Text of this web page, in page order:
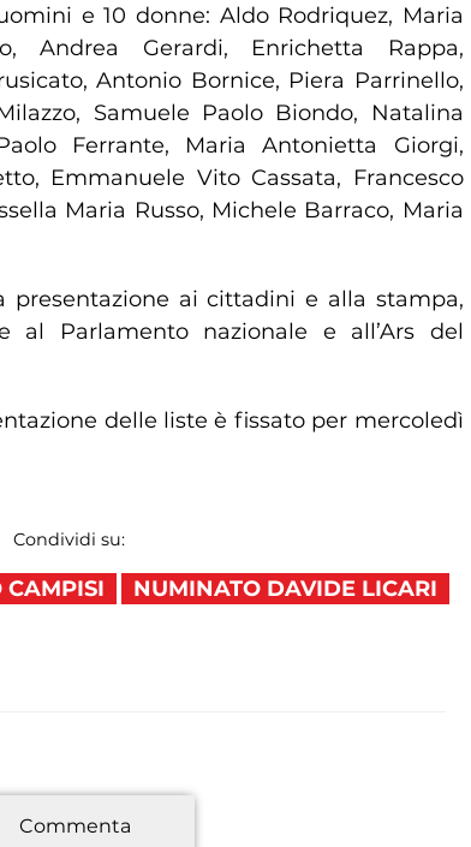
e 10 donne: Aldo Rodriquez, Maria
Andrea Gerardi, Enrichetta Rappa,
Antonio Bornice, Piera Parrinello,
Samuele Paolo Biondo, Natalina
Ferrante, Maria Antonietta Giorgi,
Emmanuele Vito Cassata, Francesco
Maria Russo, Michele Barraco, Maria
presentazione ai cittadini e alla stampa,
al Parlamento nazionale e all’Ars del
delle liste è fissato per mercoledì
Condividi su:
CAMPISI NUMINATO DAVIDE LICARI
Commenta